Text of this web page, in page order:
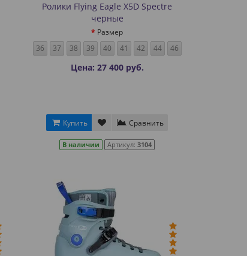
Ролики Flying Eagle X5D Spectre
черные
Размер
36
37 38 39 40 41 42 44 46
Цена: 27 400 руб.
Купить Сравнить
В наличии Артикул:3104